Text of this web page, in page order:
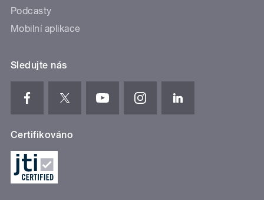
Podcasty
Mobilní aplikace
Sledujte nás
Certifikováno